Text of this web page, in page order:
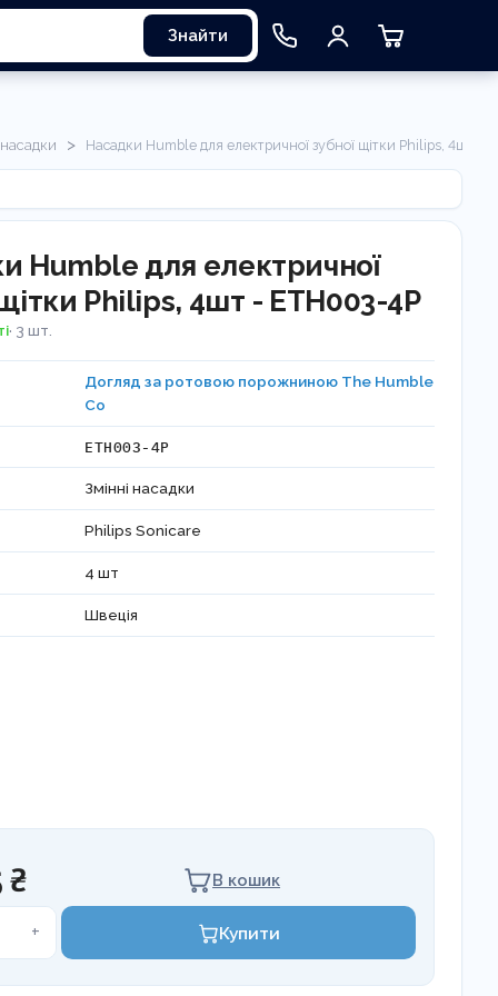
Знайти
> Насадки Humble для електричної зубної щітки Philips, 4шт
Humble для електричної
Philips, 4шт - ETH003-4P
· 3 шт.
Догляд за ротовою порожниною The Humble
Co
ETH003-4P
Змінні насадки
Philips Sonicare
4 шт
Швеція
₴ В кошик
+ Купити